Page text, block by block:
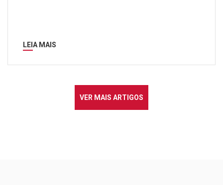
LEIA MAIS
VER MAIS ARTIGOS